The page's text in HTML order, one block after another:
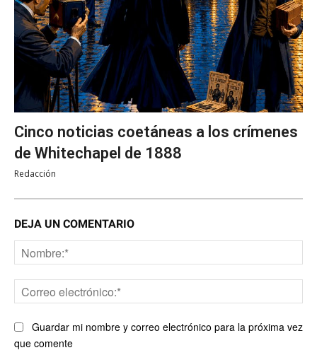
Cinco noticias coetáneas a los crímenes
de Whitechapel de 1888
Redacción
DEJA UN COMENTARIO
Guardar mi nombre y correo electrónico para la próxima vez
que comente